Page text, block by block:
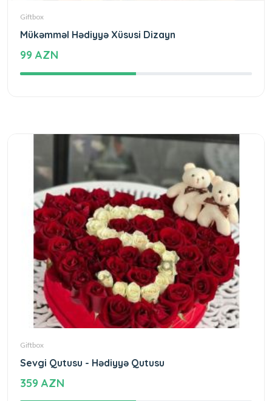
Giftbox
Mükəmməl Hədiyyə Xüsusi Dizayn
99 AZN
Giftbox
Sevgi Qutusu - Hədiyyə Qutusu
359 AZN